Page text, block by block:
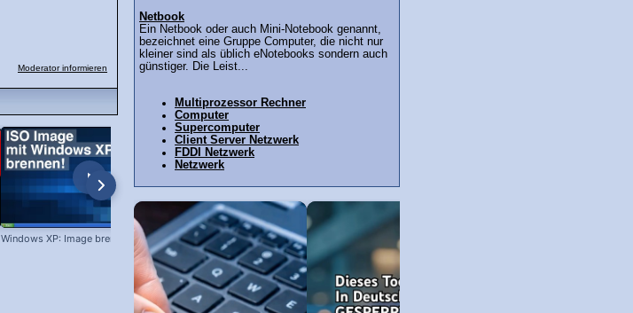
Moderator informieren
Windows XP: Image brennen!
Win XP: Welches Servicepack ist
installiert?
Windows 98: Scandisk
Netbook
Ein Netbook oder auch Mini-Notebook genannt,
bezeichnet eine Gruppe Computer, die nicht nur
kleiner sind als üblich eNotebooks sondern auch
günstiger. Die Leist...
Multiprozessor Rechner
Computer
Supercomputer
Client Server Netzwerk
FDDI Netzwerk
Netzwerk